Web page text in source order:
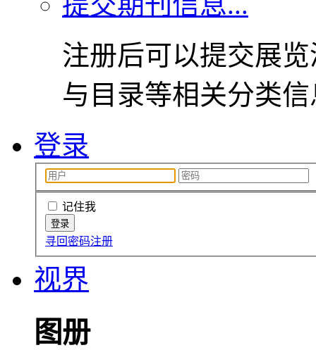
注册后可以提交展
与目录等相关分类
登录
记住我
寻回密码注册
视界
图册